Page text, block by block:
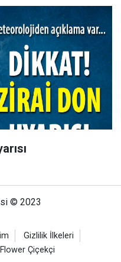
© 2023
Gizlilik İlkeleri
Çiçekçi